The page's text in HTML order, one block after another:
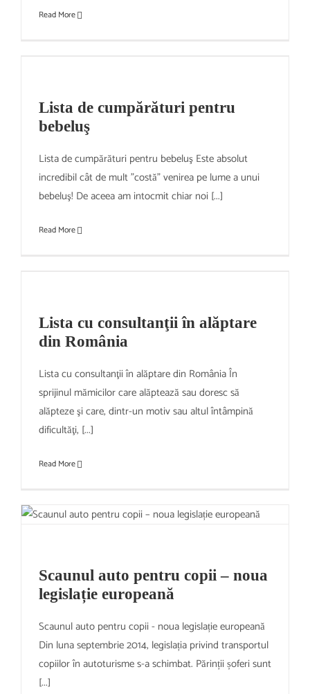
Read More
Lista de cumpărături pentru
bebeluş
Lista de cumpărături pentru bebeluş Este absolut
incredibil cât de mult "costă" venirea pe lume a unui
bebeluş! De aceea am intocmit chiar noi [...]
Read More
Lista cu consultanţii în alăptare
din România
Lista cu consultanţii în alăptare din România În
sprijinul mămicilor care alăptează sau doresc să
alăpteze şi care, dintr-un motiv sau altul întâmpină
dificultăţi, [...]
Read More
Scaunul auto pentru copii – noua
legislație europeană
Scaunul auto pentru copii - noua legislație europeană
Din luna septembrie 2014, legislația privind transportul
copiilor în autoturisme s-a schimbat. Părinții șoferi sunt
[...]